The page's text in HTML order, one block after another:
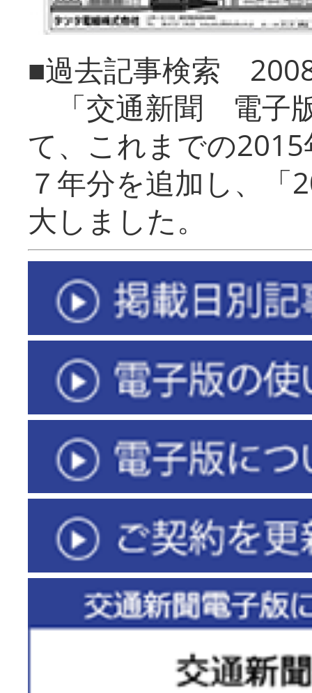
■過去記事検索
「交通新聞 電子
て、これまでの
７年分を追加し、「
大しまし